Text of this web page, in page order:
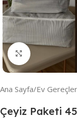
Resmi Büyüt
Ana Sayfa/Ev
Çeyiz Paketi